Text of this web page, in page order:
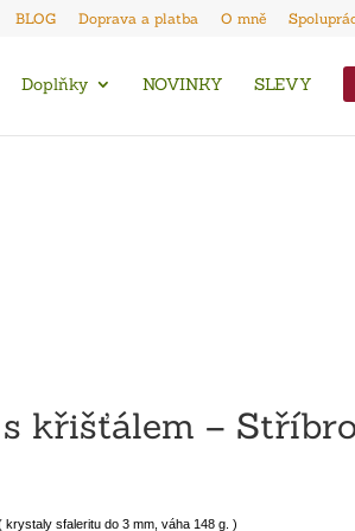
BLOG Doprava a platba O mně
Doplňky NOVINKY SLEVY
křišťálem – Stříbro
krystaly sfaleritu do 3 mm, váha 148 g. )